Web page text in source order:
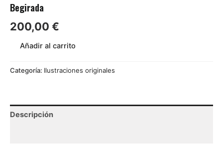
Begirada
200,00 €
Añadir al carrito
Categoría: Ilustraciones originales
Descripción